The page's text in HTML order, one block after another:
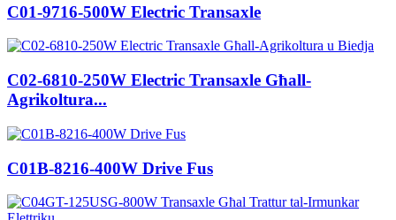
C01-9716-500W Electric Transaxle
C02-6810-250W Electric Transaxle Għall-
Agrikoltura...
C01B-8216-400W Drive Fus